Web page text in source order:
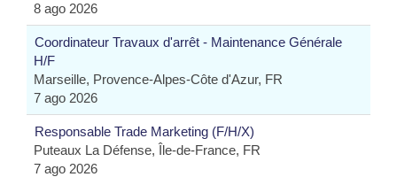
8 ago 2026
Coordinateur Travaux d'arrêt - Maintenance Générale
H/F
Marseille, Provence-Alpes-Côte d'Azur, FR
7 ago 2026
Responsable Trade Marketing (F/H/X)
Puteaux La Défense, Île-de-France, FR
7 ago 2026